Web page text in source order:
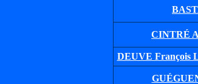
CINTRÉ
DEUVE François